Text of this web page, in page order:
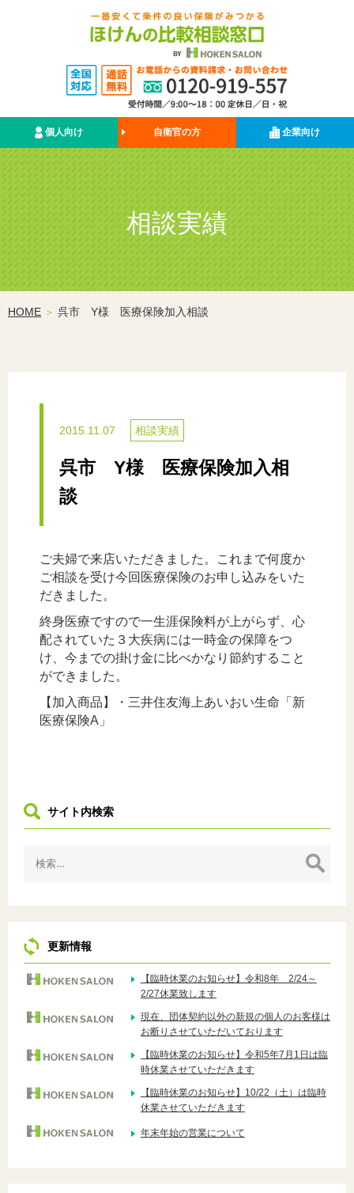
個人向け 自衛官の方 企業向け
相談実績
HOME ＞ 呉市 Y様 医療保険加入相談
2015.11.07 相談実績
呉市 Y様 医療保険加入相
談
ご夫婦で来店いただきました。これまで何度か
ご相談を受け今回医療保険のお申し込みをいた
だきました。
終身医療ですので一生涯保険料が上がらず、心
配されていた３大疾病には一時金の保障をつ
け、今までの掛け金に比べかなり節約すること
ができました。
【加入商品】・三井住友海上あいおい生命「新
医療保険A」
サイト内検索
索:
更新情報
【臨時休業のお知らせ】令和8年 2/24～
2/27休業致します
現在、団体契約以外の新規の個人のお客様は
お断りさせていただいております
【臨時休業のお知らせ】令和5年7月1日は臨
時休業させていただきます
【臨時休業のお知らせ】10/22（土）は臨時
休業させていただきます
年末年始の営業について